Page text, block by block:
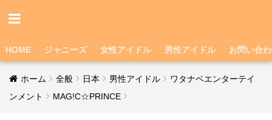
HOME ジャニーズ 女性アイドル 男性アイドル お問い合
ホーム 全般 日本 男性アイドル
ワタナベエンターテイ
ンメント
MAG!C☆PRINCE